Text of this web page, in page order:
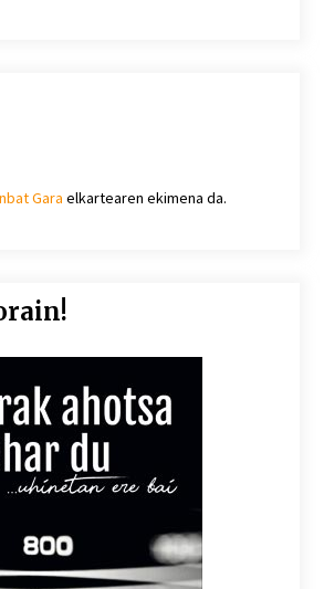
Gara elkartearen ekimena da.